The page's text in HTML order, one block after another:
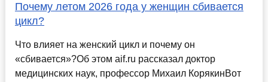
Почему летом 2026 года у женщин сбивается
цикл?
Что влияет на женский цикл и почему он
«сбивается»?Об этом aif.ru рассказал доктор
медицинских наук, профессор Михаил КорякинВот